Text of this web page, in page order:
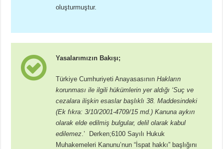
oluşturmuştur.
Yasalarımızın Bakışı;
Türkiye Cumhuriyeti Anayasasının Hakların
korunması ile ilgili hükümlerin yer aldığı ‘Suç ve
cezalara ilişkin esaslar başlıklı 38. Maddesindeki
(Ek fıkra: 3/10/2001-4709/15 md.) Kanuna aykırı
olarak elde edilmiş bulgular, delil olarak kabul
edilemez .’ Derken;6100 Sayılı Hukuk
Muhakemeleri Kanunu’nun “İspat hakkı” başlığını